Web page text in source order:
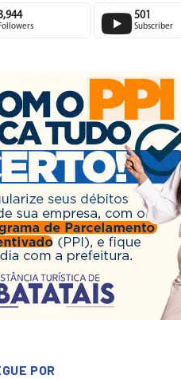
501
Subscriber
POR